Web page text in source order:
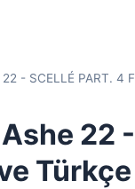
- SCELLÉ PART. 4
22 -